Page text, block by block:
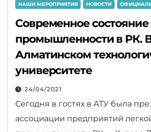
НАШИ МЕРОПРИЯТИЯ НОВОСТИ
Современное состояние
промышленности в РК.
Алматинском
университете
24/04/2021
Сегодня в гостях в АТУ была
ассоциации предприятий